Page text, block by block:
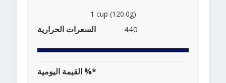
1 cup (120.0g)
السعرات الحرارية 440
القيمة اليومية %*